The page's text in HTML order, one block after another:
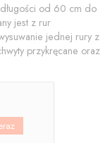
od 60 cm do
jest z rur
jednej rury z
przykręcane oraz